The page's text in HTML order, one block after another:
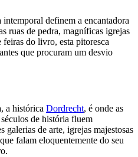
definem a encantadora
ruas de pedra, magníficas igrejas
feiras do livro, esta pitoresca
que procuram um desvio
a histórica Dordrecht, é onde as
de história fluem
galerias de arte, igrejas majestosas
falam eloquentemente do seu